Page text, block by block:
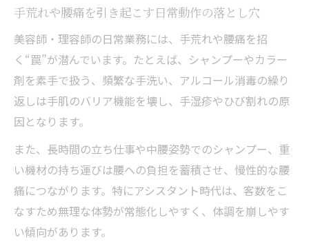
手荒れや腰痛を引き起こす日常動作の落とし穴
美容師・理容師の日常業務には、手荒れや腰痛を招
く“罠”が潜んでいます。たとえば、シャンプーやカラー
剤を素手で扱う、頻繁な手洗い、アルコール消毒の繰り
返しは手肌のバリア機能を壊し、手湿疹やひび割れの原
因となります。
また、長時間の立ち仕事や中腰姿勢でのシャンプー、重
い機材の持ち運びは腰への負担を蓄積させ、慢性的な腰
痛につながります。特にアシスタント時代は、客数をこ
なすため無理な体勢が常態化しやすく、体調を崩しやす
い傾向があります。